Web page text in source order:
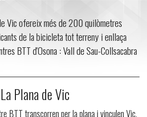
Vic ofereix més de 200 quilòmetres
de la bicicleta tot terreny i enllaça
BTT d'Osona : Vall de Sau-Collsacabra
Plana de Vic
BTT transcorren per la plana i vinculen Vic,